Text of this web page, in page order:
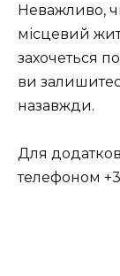
Неважливо,
місцевий
захочеться
ви
назавжди.
Для
телефоном